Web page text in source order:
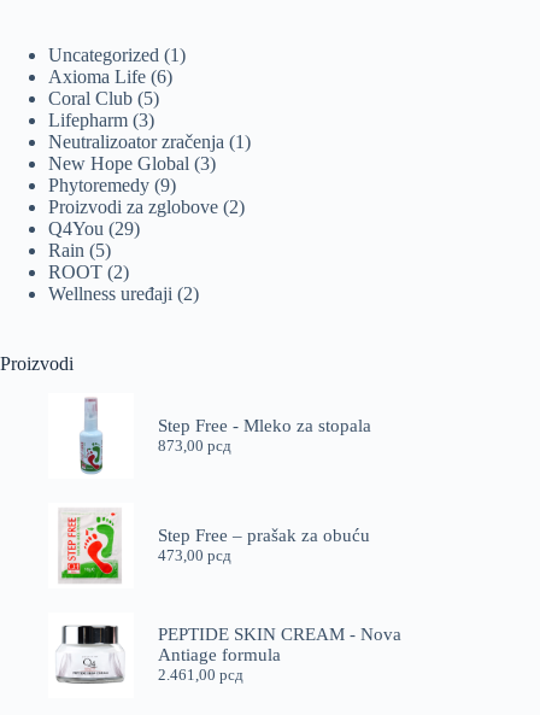
Uncategorized 11
Axioma Life 66
Coral Club 55
proizvoda
Lifepharm 33
proizvoda
Neutralizoator zračenja 11
New Hope Global 33
Phytoremedy 99
proizvoda
Proizvodi za zglobove 22
Q4You 2929
Rain 55
proizvoda
ROOT 22
proizvoda
Wellness uređaji 22
Proizvodi
Step Free - Mleko za stopala
873,00 рсд
Step Free – prašak za obuću
473,00 рсд
PEPTIDE SKIN CREAM - Nova
Antiage formula
2.461,00 рсд